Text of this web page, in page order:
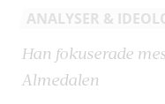
ANALYSER &
Han fokuserade
Almedalen